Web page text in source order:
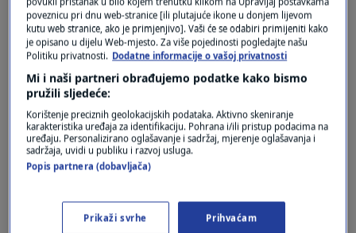
U borbi protiv slinavke i šapa: Što se
mijenja za stočare?
VIJESTI|9. tra.|
Oglas
poveznicu pri dnu web-stranice [ili plutajuće ikone u donjem lijevom
kutu web stranice, ako je primjenjivo]. Vaši će se odabiri primijeniti kako
je opisano u dijelu Web-mjesto. Za više pojedinosti pogledajte našu
Politiku privatnosti. Dodatne informacije o vašoj privatnosti
Mi i naši partneri obrađujemo podatke kako bismo
pružili sljedeće:
Korištenje preciznih geolokacijskih podataka. Aktivno skeniranje
karakteristika uređaja za identifikaciju. Pohrana i/ili pristup podacima na
uređaju. Personalizirano oglašavanje i sadržaj, mjerenje oglašavanja i
sadržaja, uvidi u publiku i razvoj usluga.
Popis partnera (dobavljača)
Prikaži svrhe Prihvaćam